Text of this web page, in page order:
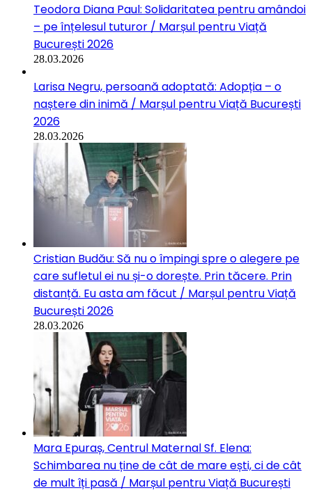
Teodora Diana Paul: Solidaritatea pentru amândoi
– pe înțelesul tuturor / Marșul pentru Viață
București 2026
28.03.2026
Larisa Negru, persoană adoptată: Adopția – o
naștere din inimă / Marșul pentru Viață București
2026
28.03.2026
Cristian Budău: Să nu o împingi spre o alegere pe
care sufletul ei nu și-o dorește. Prin tăcere. Prin
distanță. Eu asta am făcut / Marșul pentru Viață
București 2026
28.03.2026
Mara Epuraș, Centrul Maternal Sf. Elena:
Schimbarea nu ține de cât de mare ești, ci de cât
de mult îți pasă / Marșul pentru Viață București